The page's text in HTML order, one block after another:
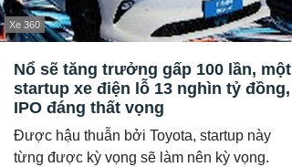
Xe 360
Nổ sẽ tăng trưởng gấp 100 lần, một
startup xe điện lỗ 13 nghìn tỷ đồng,
IPO đáng thất vọng
Được hậu thuẫn bởi Toyota, startup này
từng được kỳ vọng sẽ làm nên kỳ vọng.